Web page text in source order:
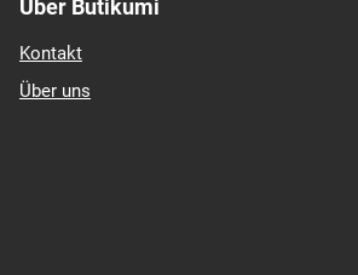
Über Butikumi
Kontakt
Über uns